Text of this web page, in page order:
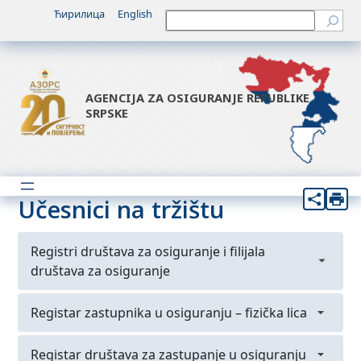
Ћирилица English Претрага
AGENCIJA ZA OSIGURANJE REPUBLIKE
SRPSKE
Učesnici na tržištu
Registri društava za osiguranje i filijala
društava za osiguranje
Registar društava za osiguranje
Registar zastupnika u osiguranju – fizička lica
Podregistar zastupnika u osiguranju – fizička
Registar društava za zastupanje u osiguranju